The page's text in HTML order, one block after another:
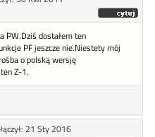
PW.Dziś dostałem ten
PF jeszcze nie.Niestety mój
o polską wersję
Z-1.
21 Sty 2016